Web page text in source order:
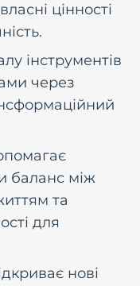
цінності
інструментів
через
баланс між
та
для
нові